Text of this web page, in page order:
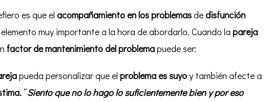
es que el acompañamiento en los problemasdedisfunción
muy importante a la hora de abordarlo. Cuando la pareja
factor de mantenimiento del problemapuede ser:
pueda personalizar que el problema es suyoy también afecte a
“Siento que no lo hago lo suficientemente bien y por eso